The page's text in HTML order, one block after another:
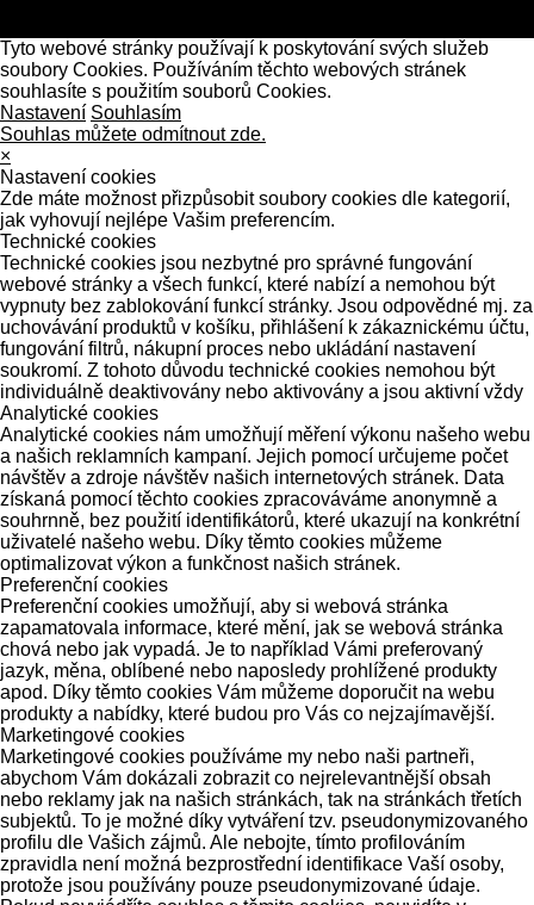
Tyto webové stránky používají k poskytování svých služeb
soubory Cookies. Používáním těchto webových stránek
souhlasíte s použitím souborů Cookies.
Nastavení Souhlasím
Souhlas můžete odmítnout zde.
×
Nastavení cookies
Zde máte možnost přizpůsobit soubory cookies dle kategorií,
jak vyhovují nejlépe Vašim preferencím.
Technické cookies
Technické cookies jsou nezbytné pro správné fungování
webové stránky a všech funkcí, které nabízí a nemohou být
vypnuty bez zablokování funkcí stránky. Jsou odpovědné mj. za
uchovávání produktů v košíku, přihlášení k zákaznickému účtu,
fungování filtrů, nákupní proces nebo ukládání nastavení
soukromí. Z tohoto důvodu technické cookies nemohou být
individuálně deaktivovány nebo aktivovány a jsou aktivní vždy
Analytické cookies
Analytické cookies nám umožňují měření výkonu našeho webu
a našich reklamních kampaní. Jejich pomocí určujeme počet
návštěv a zdroje návštěv našich internetových stránek. Data
získaná pomocí těchto cookies zpracováváme anonymně a
souhrnně, bez použití identifikátorů, které ukazují na konkrétní
uživatelé našeho webu. Díky těmto cookies můžeme
optimalizovat výkon a funkčnost našich stránek.
Preferenční cookies
Preferenční cookies umožňují, aby si webová stránka
zapamatovala informace, které mění, jak se webová stránka
chová nebo jak vypadá. Je to například Vámi preferovaný
jazyk, měna, oblíbené nebo naposledy prohlížené produkty
apod. Díky těmto cookies Vám můžeme doporučit na webu
produkty a nabídky, které budou pro Vás co nejzajímavější.
Marketingové cookies
Marketingové cookies používáme my nebo naši partneři,
abychom Vám dokázali zobrazit co nejrelevantnější obsah
nebo reklamy jak na našich stránkách, tak na stránkách třetích
subjektů. To je možné díky vytváření tzv. pseudonymizovaného
profilu dle Vašich zájmů. Ale nebojte, tímto profilováním
zpravidla není možná bezprostřední identifikace Vaší osoby,
protože jsou používány pouze pseudonymizované údaje.